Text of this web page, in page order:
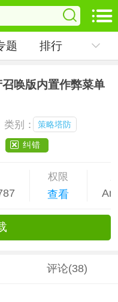
题 排行
唤版内置作弊菜单
类别： 策略塔防
纠错
权限
查看
评论(38)